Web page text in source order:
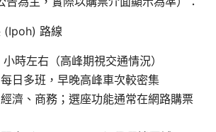
路線
時左右（高峰期視交通情況）
日多班，早晚高峰車次較密集
濟、商務；選座功能通常在網路購票